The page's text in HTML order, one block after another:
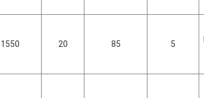
1550 20 85 5